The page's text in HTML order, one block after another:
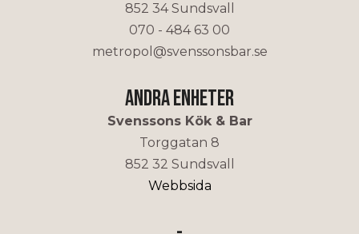
852 34 Sundsvall
070 - 484 63 00
metropol@svenssonsbar.se
Andra enheter
Svenssons Kök & Bar
Torggatan 8
852 32 Sundsvall
Webbsida